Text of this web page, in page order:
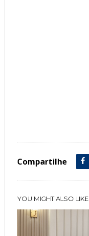
Compartilhe
YOU MIGHT ALSO LIKE